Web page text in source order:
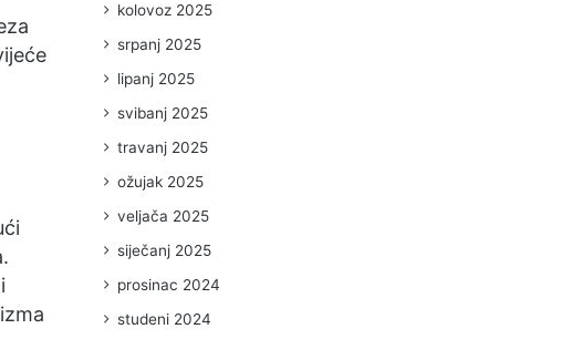
kolovoz 2025
srpanj 2025
lipanj 2025
svibanj 2025
travanj 2025
ožujak 2025
veljača 2025
siječanj 2025
prosinac 2024
studeni 2024